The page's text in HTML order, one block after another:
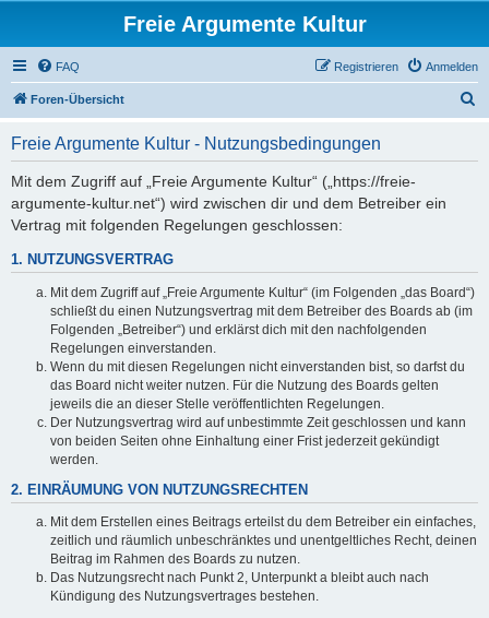
Freie Argumente Kultur
FAQ Anmelden
Registrieren
Foren-Übersicht
Freie Argumente Kultur - Nutzungsbedingungen
Mit dem Zugriff auf „Freie Argumente Kultur“ („https://freie-
argumente-kultur.net“) wird zwischen dir und dem Betreiber ein
Vertrag mit folgenden Regelungen geschlossen:
1. NUTZUNGSVERTRAG
Mit dem Zugriff auf „Freie Argumente Kultur“ (im Folgenden „das Board“)
schließt du einen Nutzungsvertrag mit dem Betreiber des Boards ab (im
Folgenden „Betreiber“) und erklärst dich mit den nachfolgenden
Regelungen einverstanden.
Wenn du mit diesen Regelungen nicht einverstanden bist, so darfst du
das Board nicht weiter nutzen. Für die Nutzung des Boards gelten
jeweils die an dieser Stelle veröffentlichten Regelungen.
Der Nutzungsvertrag wird auf unbestimmte Zeit geschlossen und kann
von beiden Seiten ohne Einhaltung einer Frist jederzeit gekündigt
werden.
2. EINRÄUMUNG VON NUTZUNGSRECHTEN
Mit dem Erstellen eines Beitrags erteilst du dem Betreiber ein einfaches,
zeitlich und räumlich unbeschränktes und unentgeltliches Recht, deinen
Beitrag im Rahmen des Boards zu nutzen.
Das Nutzungsrecht nach Punkt 2, Unterpunkt a bleibt auch nach
Kündigung des Nutzungsvertrages bestehen.